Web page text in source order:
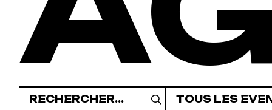
Rechercher Catégories